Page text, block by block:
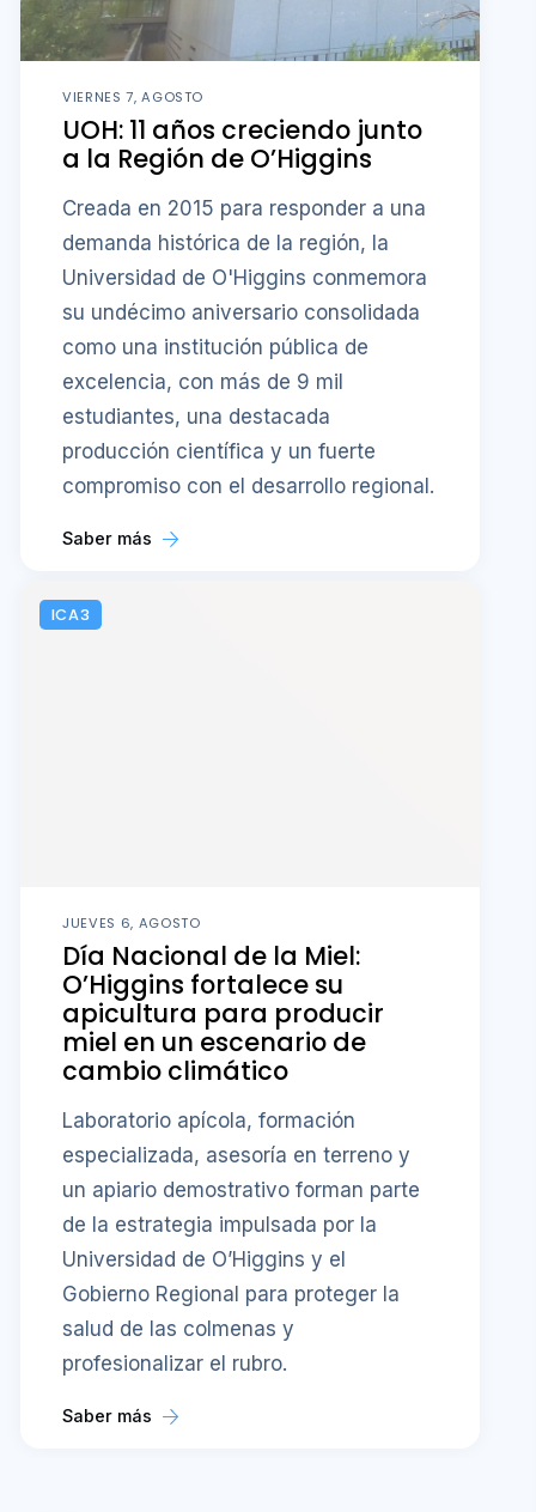
VIERNES 7, AGOSTO
UOH: 11 años creciendo junto
a la Región de O’Higgins
Creada en 2015 para responder a una
demanda histórica de la región, la
Universidad de O'Higgins conmemora
su undécimo aniversario consolidada
como una institución pública de
excelencia, con más de 9 mil
estudiantes, una destacada
producción científica y un fuerte
compromiso con el desarrollo regional.
Saber más
ICA3
JUEVES 6, AGOSTO
Día Nacional de la Miel:
O’Higgins fortalece su
apicultura para producir
miel en un escenario de
cambio climático
Laboratorio apícola, formación
especializada, asesoría en terreno y
un apiario demostrativo forman parte
de la estrategia impulsada por la
Universidad de O’Higgins y el
Gobierno Regional para proteger la
salud de las colmenas y
profesionalizar el rubro.
Saber más